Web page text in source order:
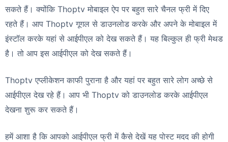
सकते हैं। क्योंकि Thoptv मोबाइल ऐप पर बहुत सारे चैनल फ्री में दिए
रहते हैं। आप Thoptv गूगल से डाउनलोड करके और अपने के मोबाइल में
इंस्टॉल करके यहां से आईपीएल को देख सकते हैं। यह बिल्कुल ही फ्री मेथड
है। तो आप इस आईपीएल को देख सकते हैं।
Thoptv एप्लीकेशन काफी पुराना है और यहां पर बहुत सारे लोग अच्छे से
आईपीएल देख रहे हैं। आप भी Thoptv को डाउनलोड करके आईपीएल
देखना शुरू कर सकते हैं।
हमें आशा है कि आपको आईपीएल फ्री में कैसे देखें यह पोस्ट मदद की होगी